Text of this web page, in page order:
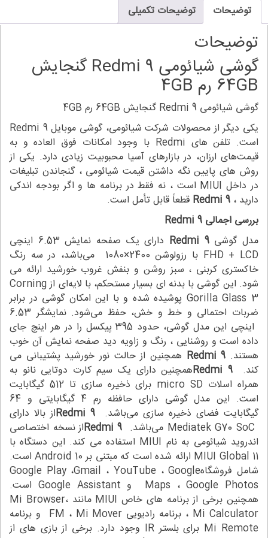
عدد
توضیحات توضیحات تکمیلی
توضیحات
گوشی شیائومی Redmi 9 گنجایش
64GB رم 4GB
گوشی شیائومی Redmi 9 گنجایش 64GB رم 4GB
یکی دیگر از محصولات شرکت شیائومی، گوشی‌ موبایل Redmi 9
است. تلفن های Redmi با وجود امکانات فوق العاده و به
قیمت‌های ارزان، در بازارهای آسیا محبوبیت زیادی دارد. یکی از
روش های پایین نگه داشتن قیمت شیائومی ، گنجاندن تبلیغات
در داخل MIUI است ، نه فقط در برنامه ها و اگر بودجه اندکی
دارید ، Redmi 9 قطعاً قابل تأمل است.
بررسی اجمالی Redmi 9
مدل گوشیRedmi 9
دارای یک صفحه نمایش 6.53 اینچی
FHD + LCD با رزولوشن 2400×1080 می‌باشد، در سه رنگ
خاکستری کربنی ، سبز روشن و بنفش غروب خورشید ارائه می
شود. این گوشی با بدنه ای بسیار مستحکم، با لایه‌ای از Corning
Gorilla Glass 3 پوشیده ‌شده و با این امکان گوشی در برابر
ضربات احتمالی و خط و خش، حفظ می‌شود. نمایشگر 6.53
اینچی این مدل گوشی، حدود 395 پیکسل را در هر اینچ جای
داده است و روشنایی ، رنگ و زاویه دید صفحه نمایش آن خوب
هستند. Redmi 9 همچنین از حالت نور خورشید پشتیبانی می
کند.
Redmi 9
همچنین دارای یک سیم کارت دوتایی نانو به
همراه اسلات micro SD برای ذخیره سازی تا 512 گیگابایت
است. این مدل گوشی دارای حافظه رم 4 گیگابایتی و 64
گیگابایت فضای ذخیره سازی می‌باشد. Redmi 9از بالا دارای
از نسخه اختصاصی
اندروید شیائومی به نام MIUI استفاده می کند. این دستگاه با
MIUI Global 11 ارائه شده است که مبتنی بر Android 10 است.
شامل فروشگاهGoogle Play ،Gmail ، YouTube ، Google
Maps ، Google Photos و Google Assistant است.
همچنین برخی از برنامه های خاص MIUI مانند Mi Browser،
Mi Calculator ، برنامه رادیویی FM ، Mi Mover و برنامه
Mi Remote برای بلستر IR وجود دارد. برخی از بازی های از